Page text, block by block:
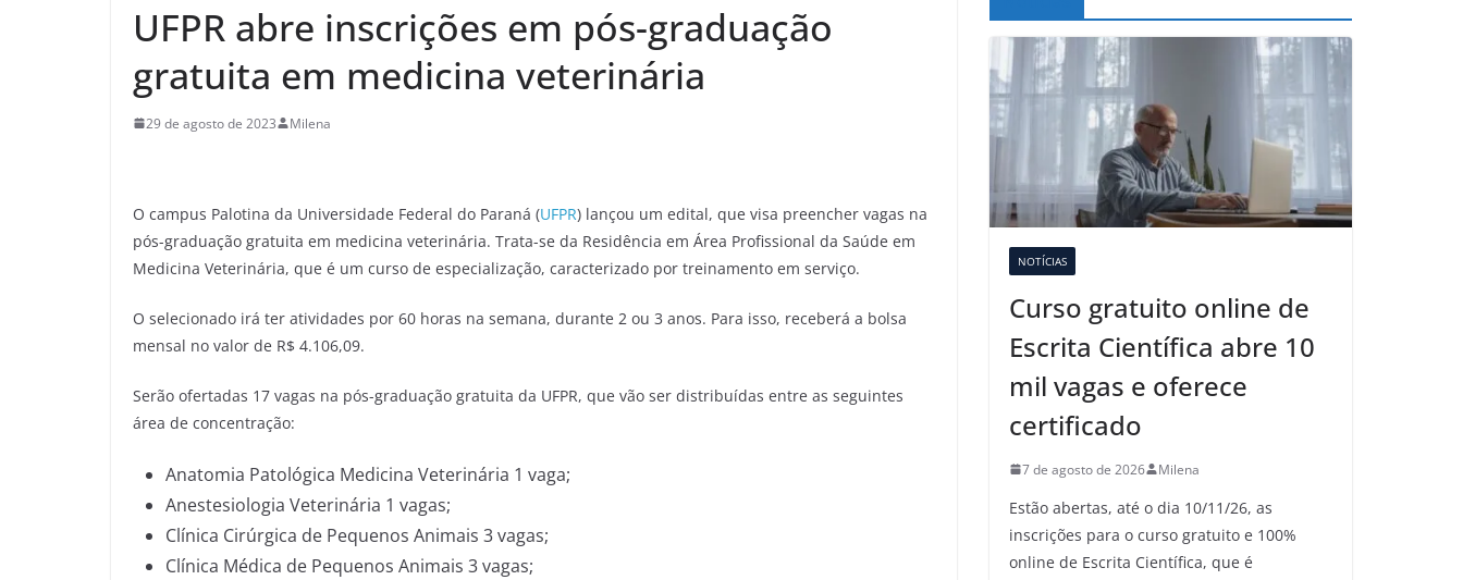
UFPR abre inscrições em pós-graduação
gratuita em medicina veterinária
29 de agosto de 2023 Milena
O campus Palotina da Universidade Federal do Paraná (UFPR) lançou um edital, que visa preencher vagas na
pós-graduação gratuita em medicina veterinária. Trata-se da Residência em Área Profissional da Saúde em
Medicina Veterinária, que é um curso de especialização, caracterizado por treinamento em serviço.
O selecionado irá ter atividades por 60 horas na semana, durante 2 ou 3 anos. Para isso, receberá a bolsa
mensal no valor de R$ 4.106,09.
Serão ofertadas 17 vagas na pós-graduação gratuita da UFPR, que vão ser distribuídas entre as seguintes
área de concentração:
Anatomia Patológica Medicina Veterinária 1 vaga;
Anestesiologia Veterinária 1 vagas;
Clínica Cirúrgica de Pequenos Animais 3 vagas;
Clínica Médica de Pequenos Animais 3 vagas;
NOTÍCIAS
Curso gratuito online de
Escrita Científica abre 10
mil vagas e oferece
certificado
7 de agosto de 2026 Milena
Estão abertas, até o dia 10/11/26, as
inscrições para o curso gratuito e 100%
online de Escrita Científica, que é